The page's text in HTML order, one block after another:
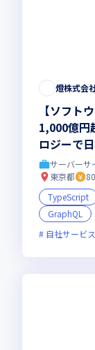
燈株式会
【ソフト
1,000億円
ロジーで
AIスター
サーバーサ
東京都
TypeScript
GraphQL
自社サービ